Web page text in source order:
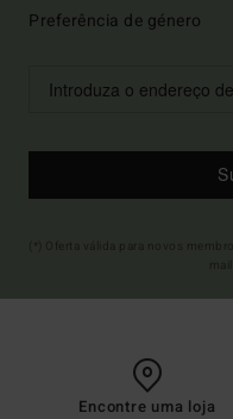
Preferência de género
Encontre uma loja